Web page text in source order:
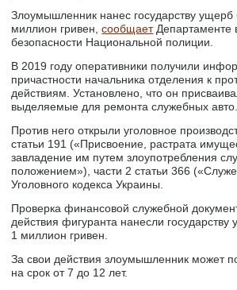
Злоумышленник нанес государству ущерб
миллион гривен,сообщаетДепартаменте
безопасности Национальной полиции.
В 2019 году оперативники получили
причастности начальника отделения к
действиям. Установлено, что он
выделяемые для ремонта служебных авто.
Против него открыли уголовное
статьи 191 («Присвоение, растрата
завладение им путем злоупотребления
положением»), части 2 статьи 366
Уголовного кодекса Украины.
Проверка финансовой служебной
действия фигуранта нанесли
1 миллион гривен.
За свои действия злоумышленник может
на срок от 7 до 12 лет.